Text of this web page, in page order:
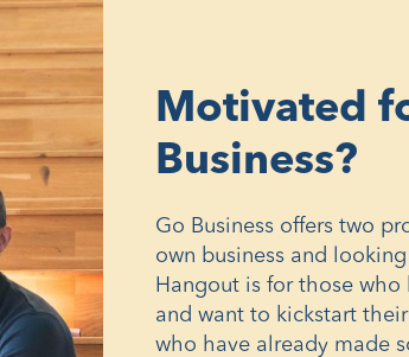
Motivated
Business?
Go Business offers two
own business and
Hangout is for those who
and want to kickstart
who have already made